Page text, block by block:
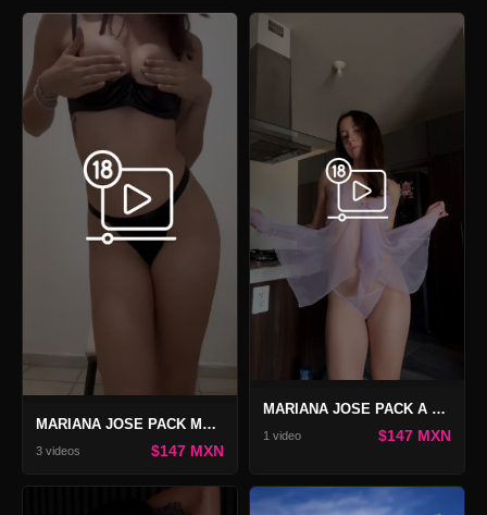
MARIANA JOSE PACK MAARR
3 videos $147 MXN
MARIANA JOSE PACK A TRAVÉS DEL LILA
1 video $147 MXN